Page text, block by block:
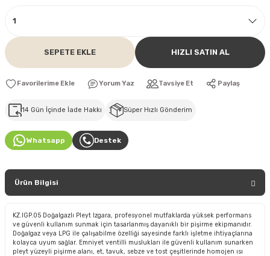
SEPETE EKLE HIZLI SATIN AL
Yorum Yaz Tavsiye Et Paylaş
14 Gün İçinde İade Hakkı Süper Hızlı Gönderim
Whatsapp Destek
Ürün Bilgisi
KZ.IGP.05 Doğalgazlı Pleyt Izgara, profesyonel mutfaklarda yüksek performans
ve güvenli kullanım sunmak için tasarlanmış dayanıklı bir pişirme ekipmanıdır.
Doğalgaz veya LPG ile çalışabilme özelliği sayesinde farklı işletme ihtiyaçlarına
kolayca uyum sağlar. Emniyet ventilli muslukları ile güvenli kullanım sunarken
pleyt yüzeyli pişirme alanı, et, tavuk, sebze ve tost çeşitlerinde homojen ısı